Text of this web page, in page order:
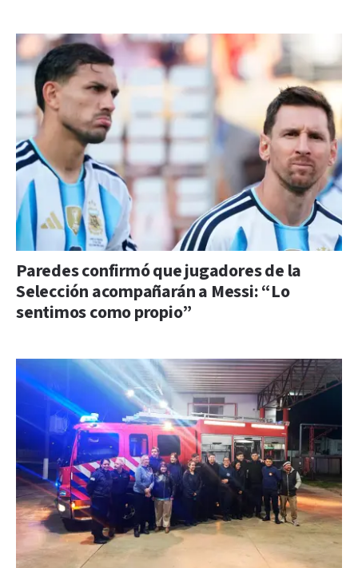
Paredes confirmó que jugadores de la
Selección acompañarán a Messi: “Lo
sentimos como propio”